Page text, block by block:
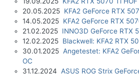
20.05.2025 KFA2 GeForce RTX
14.05.2025 KFA2 GeForce RTX
21.02.2025 INNO3D GeForce RTX
12.02.2025 Blackwell: KFA2 RTX
30.01.2025 Angetestet: KFA2
OC
31.12.2024 ASUS ROG Strix